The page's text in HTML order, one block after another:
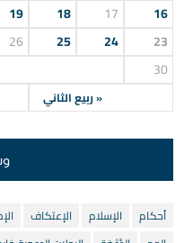
« ربيع الثاني
16
17
18
19
23
24
25
26
30
أحكام الإسلام الإعتكاف